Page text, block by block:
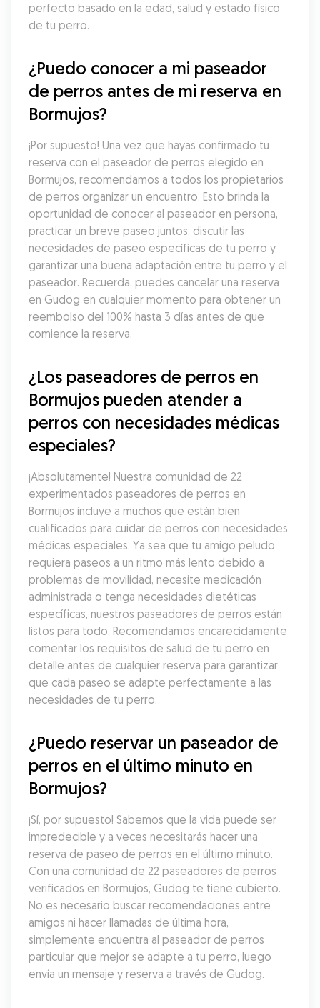
perfecto basado en la edad, salud y estado físico
de tu perro.
¿Puedo conocer a mi paseador
de perros antes de mi reserva en
Bormujos?
¡Por supuesto! Una vez que hayas confirmado tu
reserva con el paseador de perros elegido en
Bormujos, recomendamos a todos los propietarios
de perros organizar un encuentro. Esto brinda la
oportunidad de conocer al paseador en persona,
practicar un breve paseo juntos, discutir las
necesidades de paseo específicas de tu perro y
garantizar una buena adaptación entre tu perro y el
paseador. Recuerda, puedes cancelar una reserva
en Gudog en cualquier momento para obtener un
reembolso del 100% hasta 3 días antes de que
comience la reserva.
¿Los paseadores de perros en
Bormujos pueden atender a
perros con necesidades médicas
especiales?
¡Absolutamente! Nuestra comunidad de 22
experimentados paseadores de perros en
Bormujos incluye a muchos que están bien
cualificados para cuidar de perros con necesidades
médicas especiales. Ya sea que tu amigo peludo
requiera paseos a un ritmo más lento debido a
problemas de movilidad, necesite medicación
administrada o tenga necesidades dietéticas
específicas, nuestros paseadores de perros están
listos para todo. Recomendamos encarecidamente
comentar los requisitos de salud de tu perro en
detalle antes de cualquier reserva para garantizar
que cada paseo se adapte perfectamente a las
necesidades de tu perro.
¿Puedo reservar un paseador de
perros en el último minuto en
Bormujos?
¡Sí, por supuesto! Sabemos que la vida puede ser
impredecible y a veces necesitarás hacer una
reserva de paseo de perros en el último minuto.
Con una comunidad de 22 paseadores de perros
verificados en Bormujos, Gudog te tiene cubierto.
No es necesario buscar recomendaciones entre
amigos ni hacer llamadas de última hora,
simplemente encuentra al paseador de perros
particular que mejor se adapte a tu perro, luego
envía un mensaje y reserva a través de Gudog.